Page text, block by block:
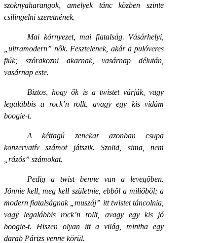
szoknyaharangok, amelyek tánc közben szinte
csilingelni szeretnének.
Mai környezet, mai fiatalság. Vásárhelyi,
„ultramodern” nők. Fesztelenek, akár a pulóveres
fiúk; szórakozni akarnak, vasárnap délután,
vasárnap este.
Biztos, hogy ők is a twistet várják, vagy
legalábbis a rock’n rollt, avagy egy kis vidám
boogie-t.
A kéttagú zenekar azonban csupa
konzervatív számot játszik. Szolid, sima, nem
„rázós” számokat.
Pedig a twist benne van a levegőben.
Jönnie kell, meg kell születnie, ebből a miliőből; a
modern fiatalságnak „muszáj” itt twistet táncolnia,
vagy legalábbis rock’n rollt, avagy egy kis jó
boogie-t. Hiszen olyan itt a világ, mintha egy
darab Párizs venne körül.